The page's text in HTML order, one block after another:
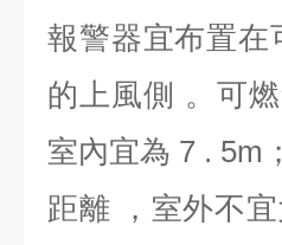
報警器宜布置在
的上風側 。可
室內宜為 7 . 5m
距離 ，室外不